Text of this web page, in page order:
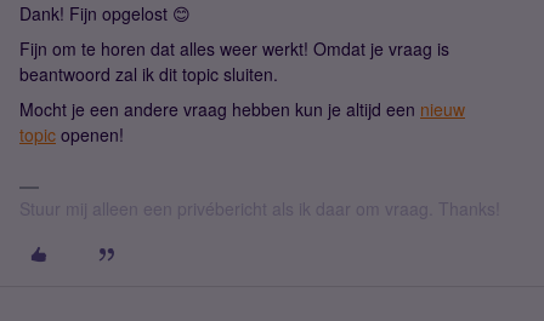
Dank! Fijn opgelost 😊
Fijn om te horen dat alles weer werkt! Omdat je vraag is
beantwoord zal ik dit topic sluiten.
Mocht je een andere vraag hebben ​kun je altijd een nieuw
topic openen!
Stuur mij alleen een privébericht als ik daar om vraag. Thanks!